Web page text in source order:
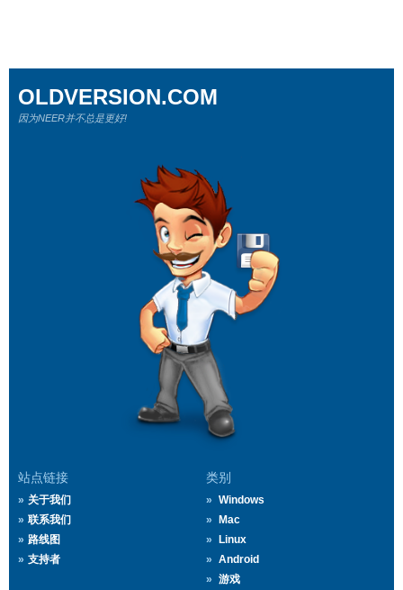
站点链接
关于我们
联系我们
路线图
支持者
类别
Windows
Mac
Linux
Android
游戏
OLDVERSION.COM
因为NEER并不总是更好!